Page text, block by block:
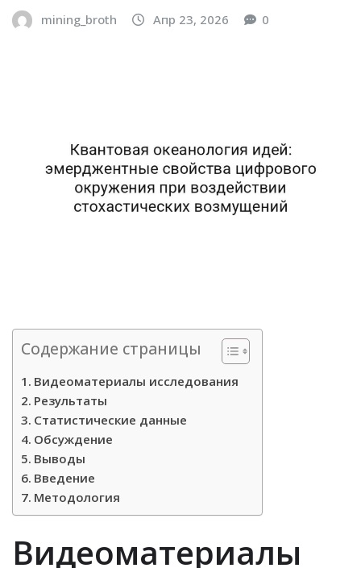
mining_broth Апр 23, 2026 0
Содержание страницы
Видеоматериалы исследования
Результаты
Статистические данные
Обсуждение
Выводы
Введение
Методология
Видеоматериалы